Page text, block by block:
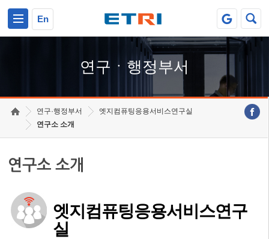
En
연구ㆍ행정부서
연구·행정부서
엣지컴퓨팅응용서비스연구실
연구소 소개
연구소 소개
엣지컴퓨팅응용서비스연구
실